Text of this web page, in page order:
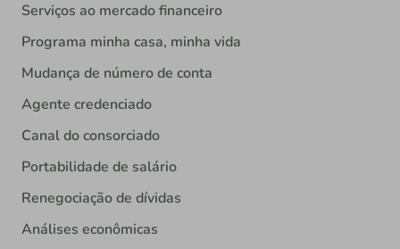
Serviços ao mercado financeiro
Programa minha casa, minha vida
Mudança de número de conta
Agente credenciado
Canal do consorciado
Portabilidade de salário
Renegociação de dívidas
Análises econômicas